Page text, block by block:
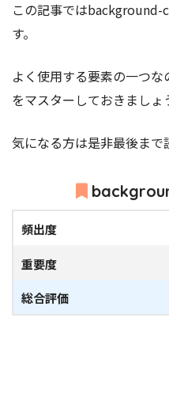
この記事ではbackground-
す。
よく使用する要素の一つ
をマスターしておきましょ
気になる方は是非最後まで
頻出度
重要度
総合評価